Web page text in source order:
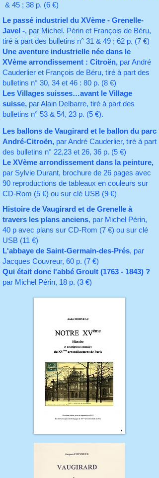
& 45 ; 38 p. (6 €)
Le passé industriel du XVème - Grenelle-
Javel -, par Michel. Périn et François de Béru,
tiré à part des bulletins n° 31 & 49 ; 62 p. (7 €)
Une aventure industrielle née dans le
XVème arrondissement : Citroën, par André
Cauderlier et François de Béru, tiré à part des
bulletins n° 30, 34 et 46 : 80 p. (8 €)
Les Villages suisses…avant le Village
suisse, par Alain Delbarre, tiré à part des
bulletins n° 53 & 54, 23 p. (5 €).
Les ballons de Vaugirard et le ballon du parc
André-Citroën, par André Cauderlier, tiré à part
des bulletins n° 22,23 et 26, 36 p. (5 €)
Le XVème arrondissement dans la peinture,
par Sylvie Durant, brochure de 26 pages avec
90 reproductions de tableaux en couleurs sur
CD-Rom (5 €) ou sur clé USB (9 €)
Histoire de Vaugirard et de Grenelle à
travers les plans anciens, par Michel Périn,
40 p avec plans sur CD-Rom (7 €) ou sur clé
USB (11 €)
L'abbaye de Saint-Germain-des-Prés, par
Jacques Couvreur, 60 p. (7 €)
Qui était donc l'abbé Groult (1763 - 1843) ?
par Michel Périn, 18 p. (3 €)